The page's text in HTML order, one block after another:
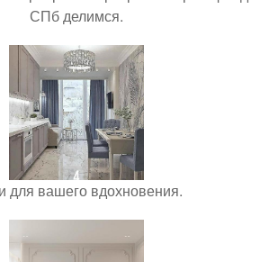
СПб делимся.
для вашего вдохновения.